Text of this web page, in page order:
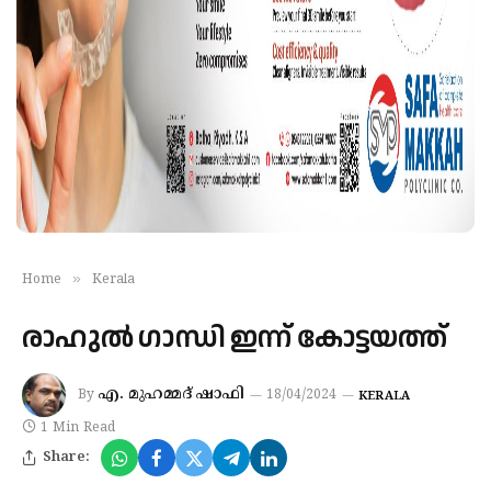
Home » Kerala
രാഹുൽ ഗാന്ധി ഇന്ന് കോട്ടയത്ത്
By എ. മുഹമ്മദ് ഷാഫി 18/04/2024 KERALA
1 Min Read
Share: